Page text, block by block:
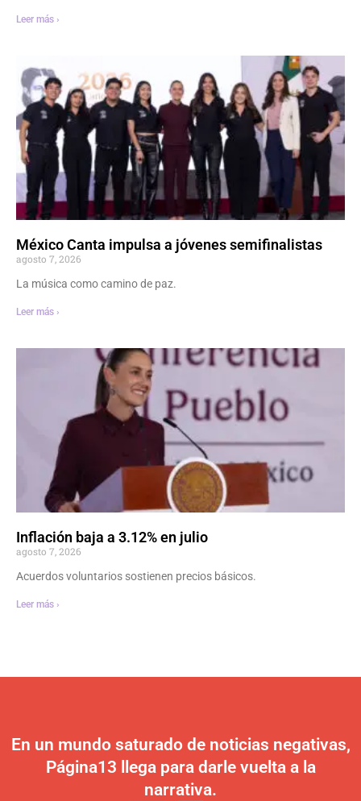
Leer más ›
México Canta impulsa a jóvenes semifinalistas
agosto 7, 2026
La música como camino de paz.
Leer más ›
Inflación baja a 3.12% en julio
agosto 7, 2026
Acuerdos voluntarios sostienen precios básicos.
Leer más ›
En un mundo saturado de noticias negativas,
Página13 llega para darle vuelta a la
narrativa.